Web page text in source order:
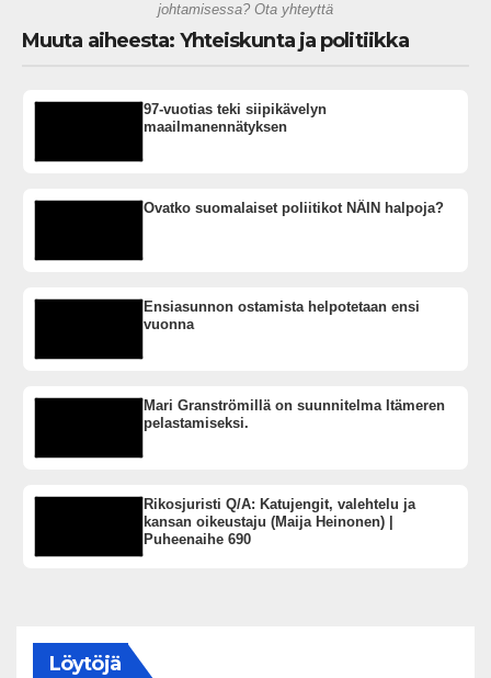
johtamisessa? Ota yhteyttä
Muuta aiheesta: Yhteiskunta ja politiikka
97-vuotias teki siipikävelyn
maailmanennätyksen
Ovatko suomalaiset poliitikot NÄIN halpoja?
Ensiasunnon ostamista helpotetaan ensi
vuonna
Mari Granströmillä on suunnitelma Itämeren
pelastamiseksi.
Rikosjuristi Q/A: Katujengit, valehtelu ja
kansan oikeustaju (Maija Heinonen) |
Puheenaihe 690
Löytöjä